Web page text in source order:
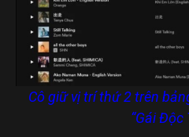
Cô giữ vị trí thứ 2 trên
“Gái Độc